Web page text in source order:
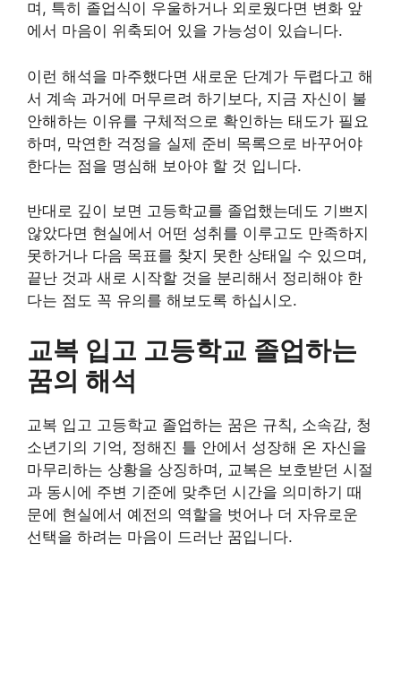
며, 특히 졸업식이 우울하거나 외로웠다면 변화 앞
에서 마음이 위축되어 있을 가능성이 있습니다.
이런 해석을 마주했다면 새로운 단계가 두렵다고 해
서 계속 과거에 머무르려 하기보다, 지금 자신이 불
안해하는 이유를 구체적으로 확인하는 태도가 필요
하며, 막연한 걱정을 실제 준비 목록으로 바꾸어야
한다는 점을 명심해 보아야 할 것 입니다.
반대로 깊이 보면 고등학교를 졸업했는데도 기쁘지
않았다면 현실에서 어떤 성취를 이루고도 만족하지
못하거나 다음 목표를 찾지 못한 상태일 수 있으며,
끝난 것과 새로 시작할 것을 분리해서 정리해야 한
다는 점도 꼭 유의를 해보도록 하십시오.
교복 입고 고등학교 졸업하는
꿈의 해석
교복 입고 고등학교 졸업하는 꿈은 규칙, 소속감, 청
소년기의 기억, 정해진 틀 안에서 성장해 온 자신을
마무리하는 상황을 상징하며, 교복은 보호받던 시절
과 동시에 주변 기준에 맞추던 시간을 의미하기 때
문에 현실에서 예전의 역할을 벗어나 더 자유로운
선택을 하려는 마음이 드러난 꿈입니다.